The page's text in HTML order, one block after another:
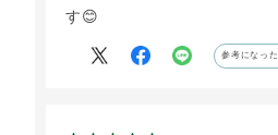
す😊
参考になった